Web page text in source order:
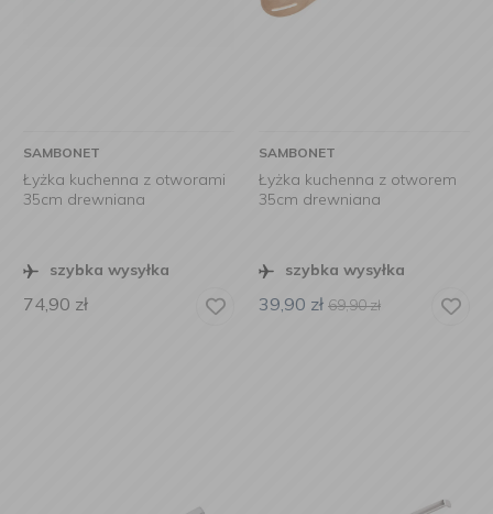
SAMBONET
Łyżka kuchenna z otworami
35cm drewniana
szybka wysyłka
74,90 zł
SAMBONET
Łyżka kuchenna z otworem
35cm drewniana
szybka wysyłka
39,90 zł 69,90zł